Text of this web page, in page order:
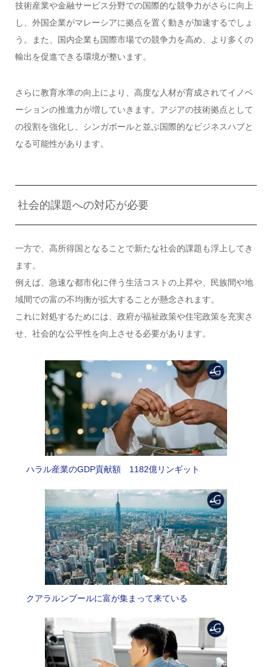
技術産業や金融サービス分野での国際的な競争力がさらに向上
し、外国企業がマレーシアに拠点を置く動きが加速するでしょ
う。また、国内企業も国際市場での競争力を高め、より多くの
輸出を促進できる環境が整います。
さらに教育水準の向上により、高度な人材が育成されてイノベ
ーションの推進力が増していきます。アジアの技術拠点として
の役割を強化し、シンガポールと並ぶ国際的なビジネスハブと
なる可能性があります。
社会的課題への対応が必要
一方で、高所得国となることで新たな社会的課題も浮上してき
ます。
例えば、急速な都市化に伴う生活コストの上昇や、民族間や地
域間での富の不均衡が拡大することが懸念されます。
これに対処するためには、政府が福祉政策や住宅政策を充実さ
せ、社会的な公平性を向上させる必要があります。
ハラル産業のGDP貢献額 1182億リンギット
クアラルンプールに富が集まって来ている